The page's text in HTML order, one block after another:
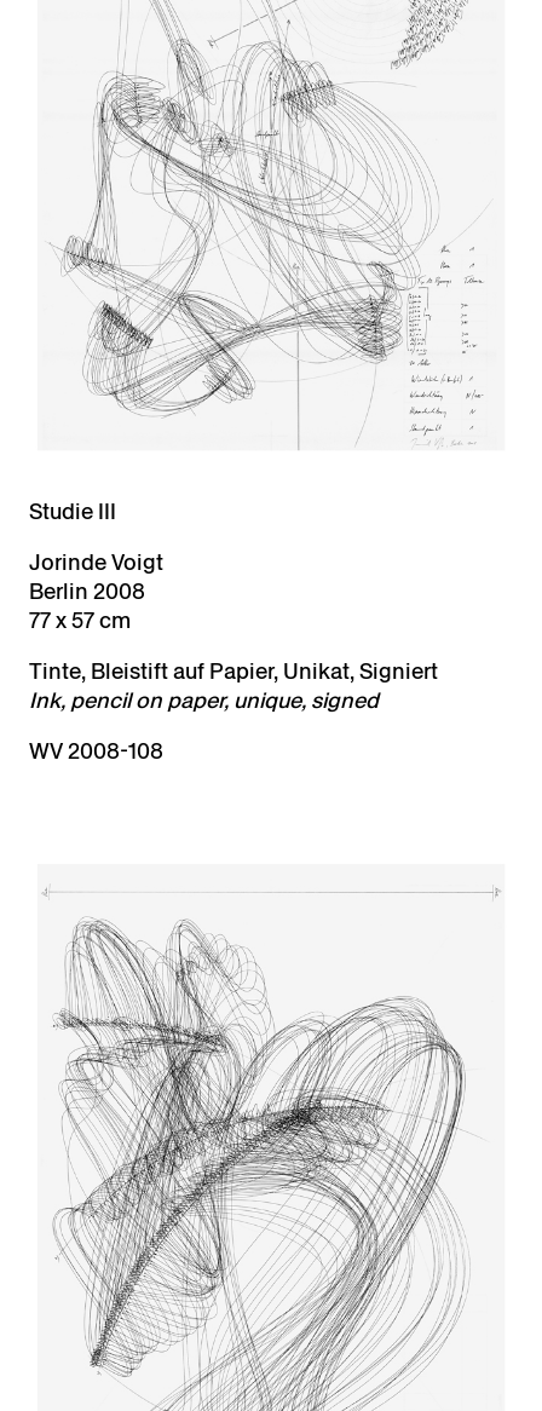
Studie III
Jorinde Voigt
Berlin 2008
77 x 57 cm
Tinte, Bleistift auf Papier, Unikat, Signiert
Ink, pencil on paper, unique, signed
WV 2008-108